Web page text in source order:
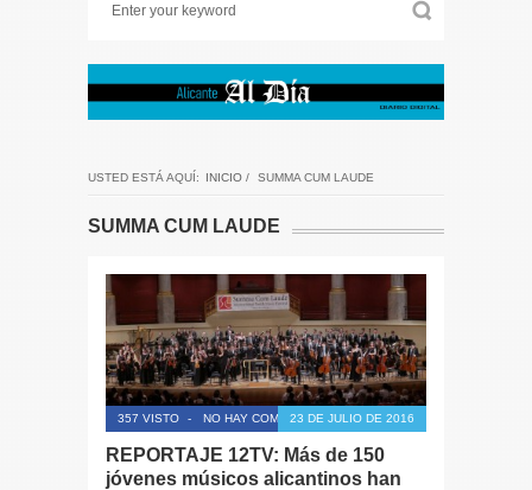
USTED ESTÁ AQUÍ: INICIO / SUMMA CUM LAUDE
SUMMA CUM LAUDE
357 VISTO - NO HAY COMENTARIOS23 DE JULIO DE 2016
REPORTAJE 12TV: Más de 150
jóvenes músicos alicantinos han